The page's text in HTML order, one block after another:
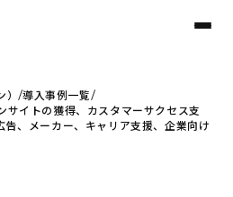
て
導入事例一覧
サイトの獲得、カスタマーサクセス支
告、メーカー、キャリア支援、企業向け